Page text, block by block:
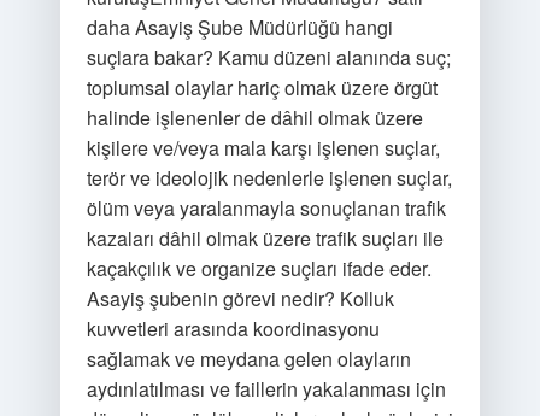
daha Asayiş Şube Müdürlüğü hangi
suçlara bakar? Kamu düzeni alanında suç;
toplumsal olaylar hariç olmak üzere örgüt
halinde işlenenler de dâhil olmak üzere
kişilere ve/veya mala karşı işlenen suçlar,
terör ve ideolojik nedenlerle işlenen suçlar,
ölüm veya yaralanmayla sonuçlanan trafik
kazaları dâhil olmak üzere trafik suçları ile
kaçakçılık ve organize suçları ifade eder.
Asayiş şubenin görevi nedir? Kolluk
kuvvetleri arasında koordinasyonu
sağlamak ve meydana gelen olayların
aydınlatılması ve faillerin yakalanması için